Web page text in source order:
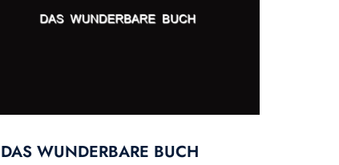
DAS WUNDERBARE BUCH